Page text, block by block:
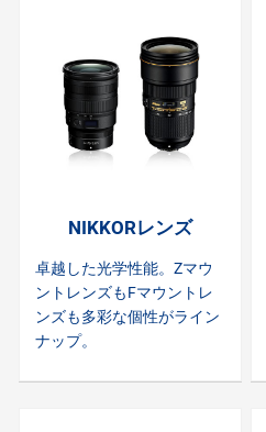
NIKKORレンズ
卓越した光学性能。Zマウ
ントレンズもFマウントレ
ンズも多彩な個性がライン
ナップ。